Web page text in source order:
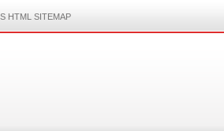
HTML SITEMAP